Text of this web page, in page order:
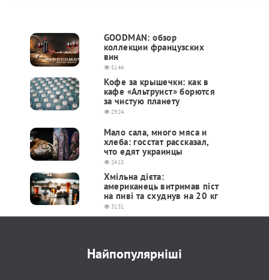
GOODMAN: обзор
коллекции французских
вин
5144
Кофе за крышечки: как в
кафе «Альтруист» борются
за чистую планету
2924
Мало сала, много мяса и
хлеба: госстат рассказал,
что едят украинцы
2415
Хмільна дієта:
американець витримав піст
на пиві та схуднув на 20 кг
3131
Найпопулярніші